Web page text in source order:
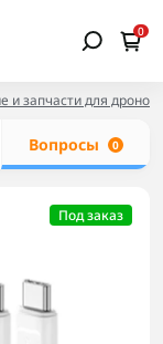
0
запчасти для дронов
Вопросы 0
Под заказ